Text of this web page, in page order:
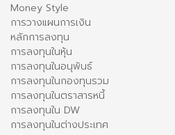
Money Style
การวางแผนการเงิน
หลักการลงทุน
การลงทุนในหุ้น
การลงทุนในอนุพันธ์
การลงทุนในกองทุนรวม
การลงทุนในตราสารหนี้
การลงทุนใน DW
การลงทุนในต่างประเทศ